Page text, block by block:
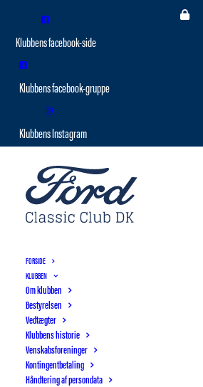
FORSIDE
KLUBBEN
Om klubben
Bestyrelsen
Vedtægter
Klubbens historie
Venskabsforeninger
Kontingentbetaling
Håndtering af persondata